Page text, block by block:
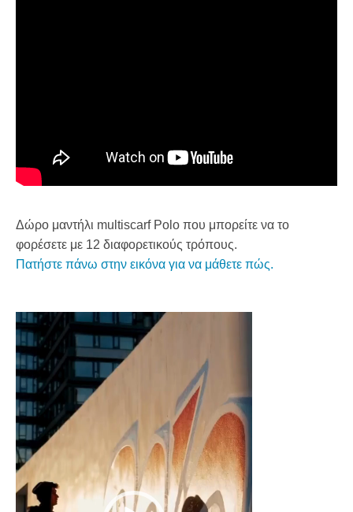
Δώρο μαντήλι multiscarf Polo που μπορείτε να το
φορέσετε με 12 διαφορετικούς τρόπους.
Πατήστε πάνω στην εικόνα για να μάθετε πώς.
Πρόγραμμα
Αναπαραγωγής
Βίντεο